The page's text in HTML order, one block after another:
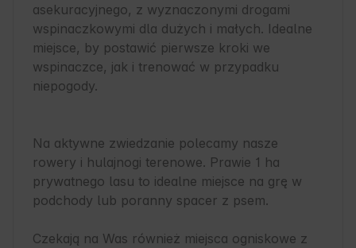
asekuracyjnego, z wyznaczonymi drogami
wspinaczkowymi dla dużych i małych. Idealne
miejsce, by postawić pierwsze kroki we
wspinaczce, jak i trenować w przypadku
niepogody.
Na aktywne zwiedzanie polecamy nasze
rowery i hulajnogi terenowe. Prawie 1 ha
prywatnego lasu to idealne miejsce na grę w
podchody lub poranny spacer z psem.
Czekają na Was również miejsca ogniskowe z